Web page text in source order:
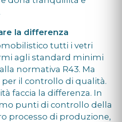
la differenza
tutti i vetri
agli standard minimi
normativa R43. Ma
il controllo di qualità.
faccia la differenza. In
punti di controllo della
processo di produzione,